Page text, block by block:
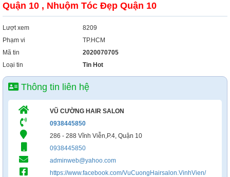
Quận 10 , Nhuộm Tóc Đẹp Quận 10
Lượt xem
8209
Phạm vi
TP.HCM
Mã tin
2020070705
Loại tin
Tin Hot
Thông tin liên hệ
VŨ CƯỜNG HAIR SALON
0938445850
286 - 288 Vĩnh Viễn,P.4, Quận 10
0938445850
adminweb@yahoo.com
https://www.facebook.com/VuCuongHairsalon.VinhVien/